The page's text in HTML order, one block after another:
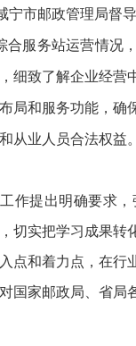
宁市邮政管理局督
服务站运营情况
细致了解企业经
局和服务功能，
从业人员合法权
作提出明确要求
切实把学习成果
点和着力点，在
国家邮政局、省